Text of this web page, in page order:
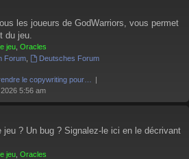
les joueurs de GodWarriors, vous permet
du jeu.
jeu Oracles
Forum,
Deutsches Forum
le copywriting pour…
2026 5:56 am
jeu ? Un bug ? Signalez-le ici en le décrivant
jeu Oracles